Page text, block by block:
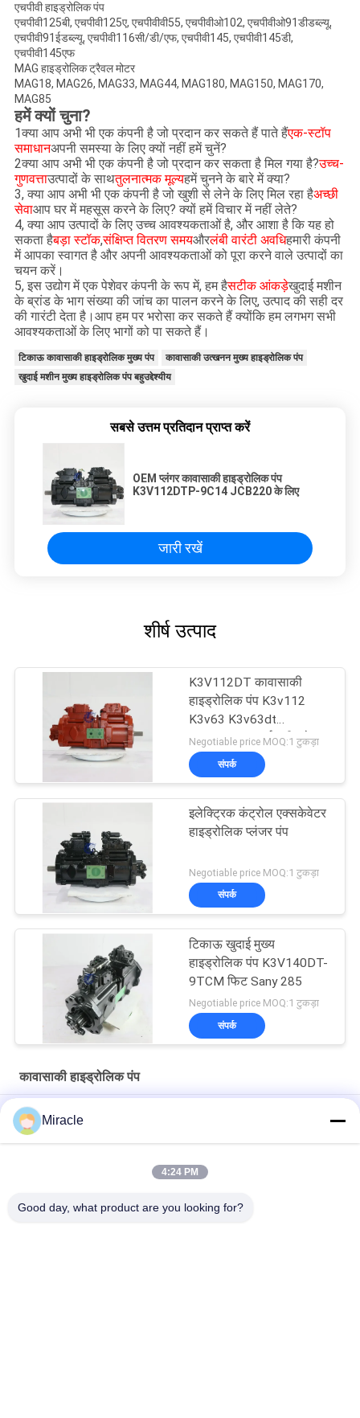
एचपीवी हाइड्रोलिक पंप
एचपीवी125बी, एचपीवी125ए, एचपीवीवी55, एचपीवीओ102, एचपीवीओ91डीडब्ल्यू,
एचपीवी91ईडब्ल्यू, एचपीवी116सी/डी/एफ, एचपीवी145, एचपीवी145डी,
एचपीवी145एफ
MAG हाइड्रोलिक ट्रैवल मोटर
MAG18, MAG26, MAG33, MAG44, MAG180, MAG150, MAG170,
MAG85
हमें क्यों चुना?
1क्या आप अभी भी एक कंपनी है जो प्रदान कर सकते हैं पाते हैंएक-स्टॉप
समाधानअपनी समस्या के लिए क्यों नहीं हमें चुनें?
2क्या आप अभी भी एक कंपनी है जो प्रदान कर सकता है मिल गया है?उच्च-
गुणवत्ताउत्पादों के साथतुलनात्मक मूल्यहमें चुनने के बारे में क्या?
3, क्या आप अभी भी एक कंपनी है जो खुशी से लेने के लिए मिल रहा हैअच्छी
सेवाआप घर में महसूस करने के लिए? क्यों हमें विचार में नहीं लेते?
4, क्या आप उत्पादों के लिए उच्च आवश्यकताओं है, और आशा है कि यह हो
सकता हैबड़ा स्टॉक,संक्षिप्त वितरण समयऔरलंबी वारंटी अवधिहमारी कंपनी
में आपका स्वागत है और अपनी आवश्यकताओं को पूरा करने वाले उत्पादों का
चयन करें।
5, इस उद्योग में एक पेशेवर कंपनी के रूप में, हम हैसटीक आंकड़ेखुदाई मशीन
के ब्रांड के भाग संख्या की जांच का पालन करने के लिए, उत्पाद की सही दर
की गारंटी देता है।आप हम पर भरोसा कर सकते हैं क्योंकि हम लगभग सभी
आवश्यकताओं के लिए भागों को पा सकते हैं।
टिकाऊ कावासाकी हाइड्रोलिक मुख्य पंप
कावासाकी उत्खनन मुख्य हाइड्रोलिक पंप
खुदाई मशीन मुख्य हाइड्रोलिक पंप बहुउद्देश्यीय
सबसे उत्तम प्रतिदान प्राप्त करें
OEM प्लंगर कावासाकी हाइड्रोलिक पंप
K3V112DTP-9C14 JCB220 के लिए
जारी रखें
शीर्ष उत्पाद
K3V112DT कावासाकी
हाइड्रोलिक पंप K3v112
K3v63 K3v63dt
K3v112dt खुदाई मशीन के
लिए
Negotiable price MOQ:1 टुकड़ा
संपर्क
इलेक्ट्रिक कंट्रोल एक्सकेवेटर
हाइड्रोलिक प्लंजर पंप
Negotiable price MOQ:1 टुकड़ा
संपर्क
टिकाऊ खुदाई मुख्य
हाइड्रोलिक पंप K3V140DT-
9TCM फिट Sany 285
Negotiable price MOQ:1 टुकड़ा
संपर्क
कावासाकी हाइड्रोलिक पंप
मुख्य प्लंगर कावासाकी हाइड्रोलिक पंप K3V112DTP-HNOV-14 छोटा मुंह
इलेक्ट्रिक DH300-5 Doosan हाइड्रोलिक पंप, K3V140DT-9TCM
Miracle
4:24 PM
Good day, what product are you looking for?